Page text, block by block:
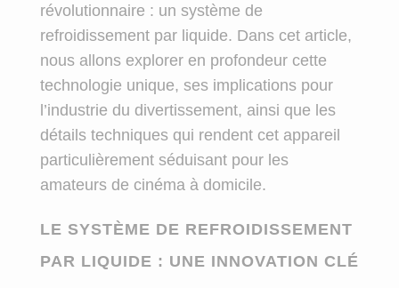
révolutionnaire : un système de
refroidissement par liquide. Dans cet article,
nous allons explorer en profondeur cette
technologie unique, ses implications pour
l’industrie du divertissement, ainsi que les
détails techniques qui rendent cet appareil
particulièrement séduisant pour les
amateurs de cinéma à domicile.
LE SYSTÈME DE REFROIDISSEMENT
PAR LIQUIDE : UNE INNOVATION CLÉ